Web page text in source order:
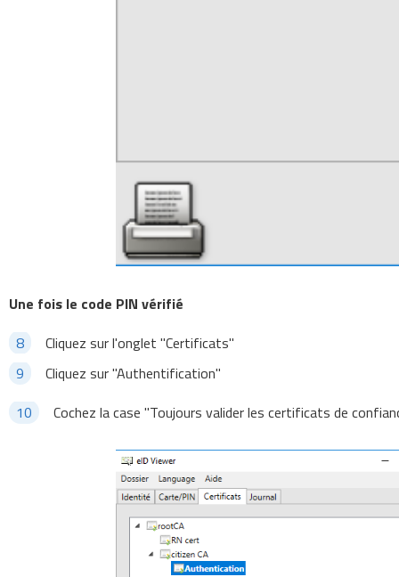
Une fois le code PIN vérifié
Cliquez sur l'onglet "Certificats"
Cliquez sur "Authentification"
Cochez la case "Toujours valider les certificats de